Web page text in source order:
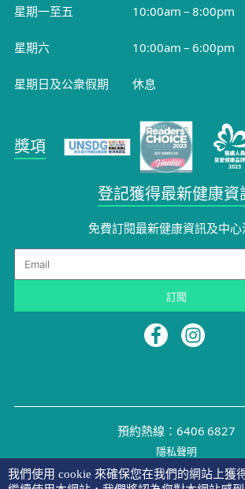
星期一至五 10:00am – 8:00pm
星期六 10:00am – 6:00pm
星期日及公衆假期 休息
登記獲得最新健康資
免費訂閱最新健康資訊及中心
Email
訂閱
獎項
預約熱線：6406 6827
©2026 NYMG
隱私聲明
我們使用 cookie 來確保您在我們的網站上獲